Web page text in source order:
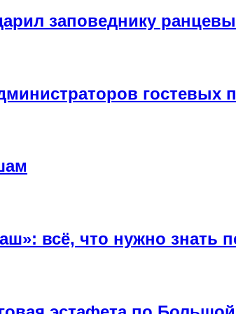
заповеднику
гостевых
всё, что нужно знать